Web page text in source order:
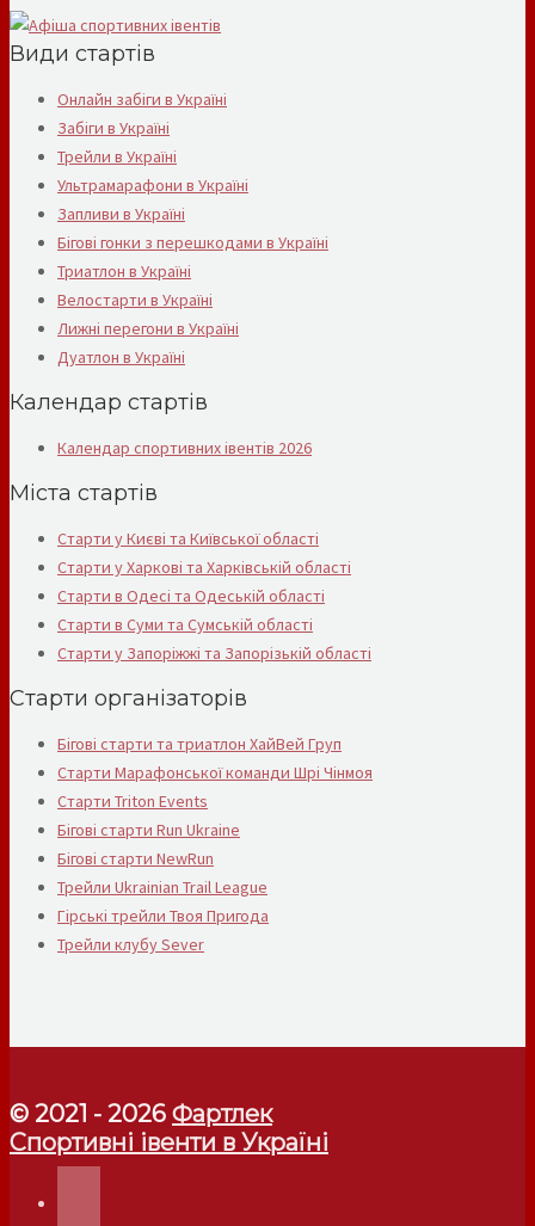
Види стартів
Онлайн забіги в Україні
Забіги в Україні
Трейли в Україні
Ультрамарафони в Україні
Запливи в Україні
Бігові гонки з перешкодами в Україні
Триатлон в Україні
Велостарти в Україні
Лижні перегони в Україні
Дуатлон в Україні
Календар стартів
Календар спортивних івентів 2026
Міста стартів
Старти у Києві та Київської області
Старти у Харкові та Харківській області
Старти в Одесі та Одеській області
Старти в Суми та Сумській області
Старти у Запоріжжі та Запорізькій області
Старти організаторів
Бігові старти та триатлон ХайВей Груп
Старти Марафонської команди Шрі Чінмоя
Старти Triton Events
Бігові старти Run Ukraine
Бігові старти NewRun
Трейли Ukrainian Trail League
Гірські трейли Твоя Пригода
Трейли клубу Sever
© 2021 - 2026 Фартлек
Спортивні івенти в Україні